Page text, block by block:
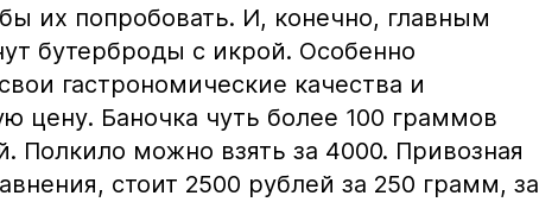
их попробовать. И, конечно, главным
бутерброды с икрой. Особенно
гастрономические качества и
цену. Баночка чуть более 100 граммов
Полкило можно взять за 4000. Привозная
стоит 2500 рублей за 250 грамм, за